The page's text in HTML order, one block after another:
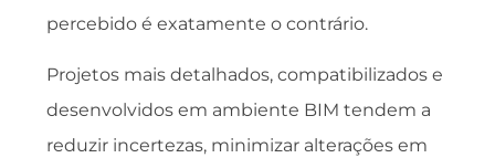
percebido é exatamente o contrário.
Projetos mais detalhados, compatibilizados e
desenvolvidos em ambiente BIM tendem a
reduzir incertezas, minimizar alterações em